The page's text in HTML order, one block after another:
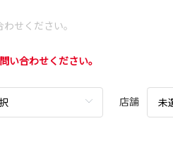
せください。
合わせください。
店舗 未